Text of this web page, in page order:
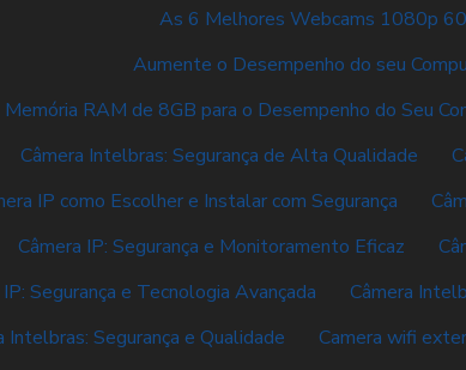
As 6 Melhores Webcams 1080p
Aumente o Desempenho do seu
Memória RAM de 8GB para o Desempenho do Seu
Câmera Intelbras: Segurança de Alta Qualidade
IP como Escolher e Instalar com Segurança
Câmera IP: Segurança e Monitoramento Eficaz
Segurança e Tecnologia Avançada
Câmera
Intelbras: Segurança e Qualidade
Camera wifi